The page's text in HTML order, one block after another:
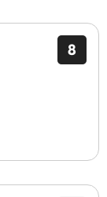
8